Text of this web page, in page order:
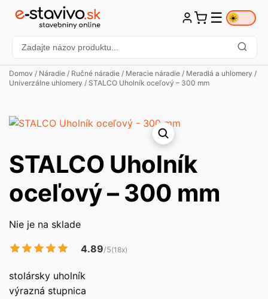
☰ ☀️
Domov / Náradie / Ručné náradie / Meracie náradie / Meradlá a uhlomery /
Univerzálne uhlomery / STALCO Uholník oceľový – 300 mm
STALCO Uholník
oceľový – 300 mm
Nie je na sklade
4.89/5(18x)
stolársky uholník
výrazná stupnica